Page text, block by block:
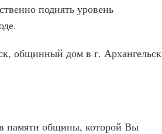
поднять уровень
общинный дом в г. Архангельск
памяти общины, которой Вы